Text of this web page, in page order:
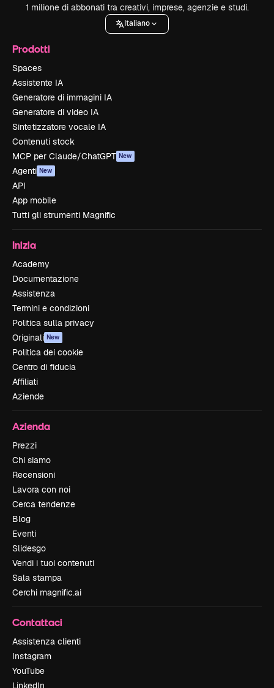
1 milione di abbonati tra creativi, imprese, agenzie e studi.
Italiano
Prodotti
Spaces
Assistente IA
Generatore di immagini IA
Generatore di video IA
Sintetizzatore vocale IA
Contenuti stock
MCP per Claude/ChatGPT New
Agenti New
API
App mobile
Tutti gli strumenti Magnific
Inizia
Academy
Documentazione
Assistenza
Termini e condizioni
Politica sulla privacy
Originali New
Politica dei cookie
Centro di fiducia
Affiliati
Aziende
Azienda
Prezzi
Chi siamo
Recensioni
Lavora con noi
Cerca tendenze
Blog
Eventi
Slidesgo
Vendi i tuoi contenuti
Sala stampa
Cerchi magnific.ai
Contattaci
Assistenza clienti
Instagram
YouTube
LinkedIn